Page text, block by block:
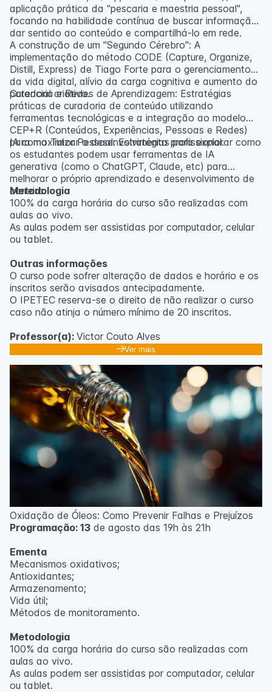
aplicação prática da "pescaria e maestria pessoal",
focando na habilidade contínua de buscar informação,
dar sentido ao conteúdo e compartilhá-lo em rede.
A construção de um "Segundo Cérebro": A
implementação do método CODE (Capture, Organize,
Distill, Express) de Tiago Forte para o gerenciamento
da vida digital, alívio da carga cognitiva e aumento do
potencial criativo.
Curadoria e Redes de Aprendizagem: Estratégias
práticas de curadoria de conteúdo utilizando
ferramentas tecnológicas e a integração ao modelo
CEP+R (Conteúdos, Experiências, Pessoas e Redes)
para maximizar o desenvolvimento profissional.
IA como Tutor Pessoal: Estratégias para explorar como
os estudantes podem usar ferramentas de IA
generativa (como o ChatGPT, Claude, etc) para
melhorar o próprio aprendizado e desenvolvimento de
carreira.
Metodologia
100% da carga horária do curso são realizadas com
aulas ao vivo.
As aulas podem ser assistidas por computador, celular
ou tablet.
Outras informações
O curso pode sofrer alteração de dados e horário e os
inscritos serão avisados ​​antecipadamente.
O IPETEC reserva-se o direito de não realizar o curso
caso não atinja o número mínimo de 20 inscritos.
Professor(a): Victor Couto Alves
Ver mais
Oxidação de Óleos: Como Prevenir Falhas e Prejuízos
Programação: 13 de agosto das 19h às 21h
Ementa
Mecanismos oxidativos;
Antioxidantes;
Armazenamento;
Vida útil;
Métodos de monitoramento.
Metodologia
100% da carga horária do curso são realizadas com
aulas ao vivo.
As aulas podem ser assistidas por computador, celular
ou tablet.